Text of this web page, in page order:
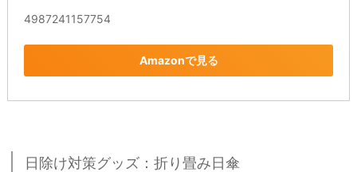
4987241157754
Amazonで見る
日除け対策グッズ：折り畳み日傘